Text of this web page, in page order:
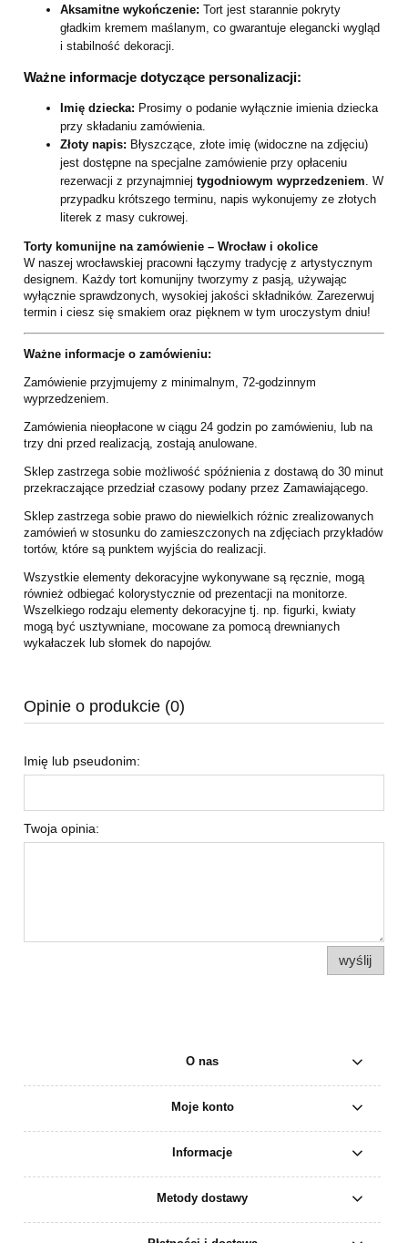
Aksamitne wykończenie: Tort jest starannie pokryty
gładkim kremem maślanym, co gwarantuje elegancki wygląd
i stabilność dekoracji.
Ważne informacje dotyczące personalizacji:
Imię dziecka: Prosimy o podanie wyłącznie imienia dziecka
przy składaniu zamówienia.
Złoty napis: Błyszczące, złote imię (widoczne na zdjęciu)
jest dostępne na specjalne zamówienie przy opłaceniu
rezerwacji z przynajmniej tygodniowym wyprzedzeniem . W
przypadku krótszego terminu, napis wykonujemy ze złotych
literek z masy cukrowej.
Torty komunijne na zamówienie – Wrocław i okolice
W naszej wrocławskiej pracowni łączymy tradycję z artystycznym
designem. Każdy tort komunijny tworzymy z pasją, używając
wyłącznie sprawdzonych, wysokiej jakości składników. Zarezerwuj
termin i ciesz się smakiem oraz pięknem w tym uroczystym dniu!
Ważne informacje o zamówieniu:
Zamówienie przyjmujemy z minimalnym, 72-godzinnym
wyprzedzeniem.
Zamówienia nieopłacone w ciągu 24 godzin po zamówieniu, lub na
trzy dni przed realizacją, zostają anulowane.
Sklep zastrzega sobie możliwość spóźnienia z dostawą do 30 minut
przekraczające przedział czasowy podany przez Zamawiającego.
Sklep zastrzega sobie prawo do niewielkich różnic zrealizowanych
zamówień w stosunku do zamieszczonych na zdjęciach przykładów
tortów, które są punktem wyjścia do realizacji.
Wszystkie elementy dekoracyjne wykonywane są ręcznie, mogą
również odbiegać kolorystycznie od prezentacji na monitorze.
Wszelkiego rodzaju elementy dekoracyjne tj. np. figurki, kwiaty
mogą być usztywniane, mocowane za pomocą drewnianych
wykałaczek lub słomek do napojów.
Opinie o produkcie (0)
Imię lub pseudonim:
Twoja opinia:
wyślij
O nas
Moje konto
Informacje
Metody dostawy